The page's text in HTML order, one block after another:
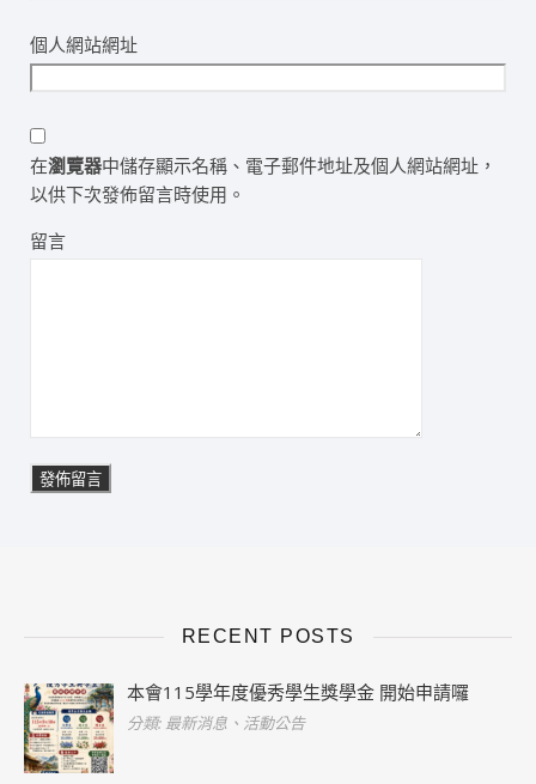
個人網站網址
在瀏覽器中儲存顯示名稱、電子郵件地址及個人網站網址，
以供下次發佈留言時使用。
留言
RECENT POSTS
本會115學年度優秀學生獎學金 開始申請囉
分類: 最新消息、活動公告